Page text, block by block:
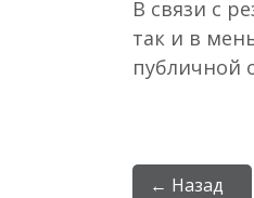
В связи с
так и в
публичной
← Назад